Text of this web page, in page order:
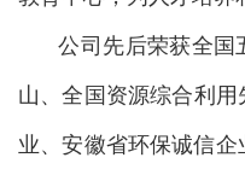
公司先后荣获
山、全国资源综
业、安徽省环保诚信